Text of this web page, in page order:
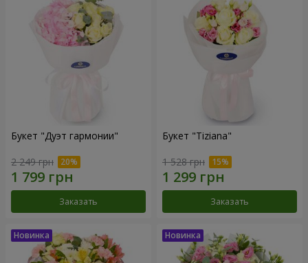
Букет "Дуэт гармонии"
2 249 грн
Заказать
Букет "Tiziana"
1 528 грн
Заказать